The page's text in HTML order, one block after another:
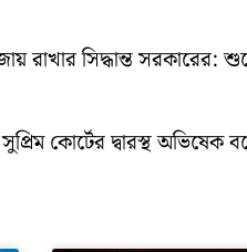
রাখার সিদ্ধান্ত সরকারের:
কোর্টের দ্বারস্থ অভিষেক